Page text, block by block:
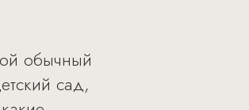
обычный
сад,